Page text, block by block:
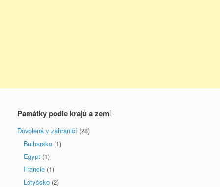
Památky podle krajů a zemí
Dovolená v zahraničí (28)
Bulharsko (1)
Egypt (1)
Francie (1)
Lotyšsko (2)